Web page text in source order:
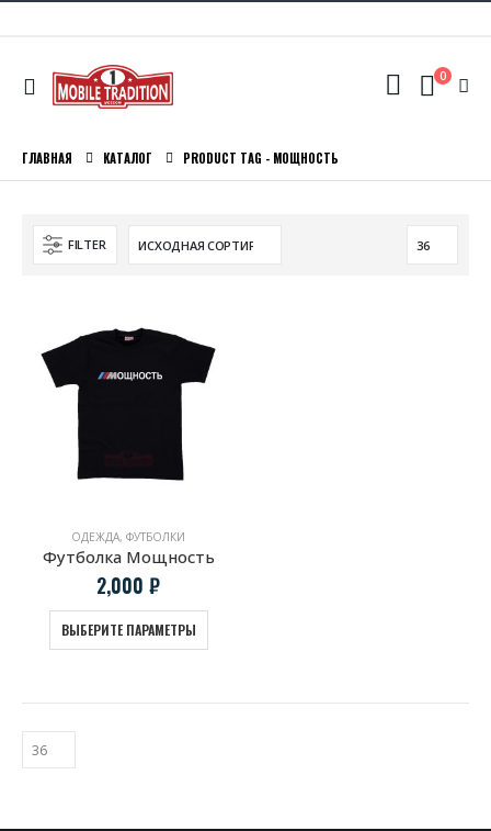
0
ГЛАВНАЯ КАТАЛОГ PRODUCT TAG - МОЩНОСТЬ
FILTER
ОДЕЖДА, ФУТБОЛКИ
Футболка Мощность
2,000 ₽
ВЫБЕРИТЕ ПАРАМЕТРЫ